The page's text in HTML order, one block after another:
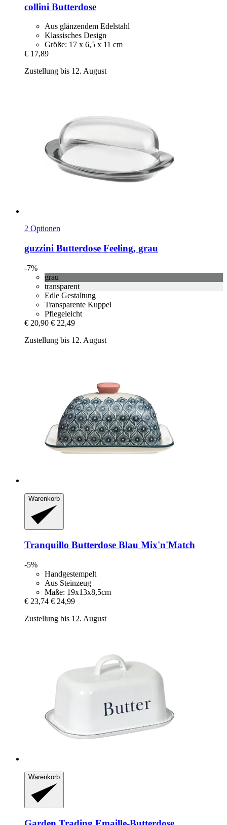
collini Butterdose
Aus glänzendem Edelstahl
Klassisches Design
Größe: 17 x 6,5 x 11 cm
€ 17,89
Zustellung bis 12. August
2 Optionen
guzzini Butterdose Feeling, grau
-7%
grau
transparent
Edle Gestaltung
Transparente Kuppel
Pflegeleicht
€ 20,90 € 22,49
Zustellung bis 12. August
Warenkorb
Tranquillo Butterdose Blau Mix'n'Match
-5%
Handgestempelt
Aus Steinzeug
Maße: 19x13x8,5cm
€ 23,74 € 24,99
Zustellung bis 12. August
Warenkorb